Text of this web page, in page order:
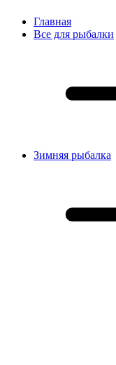
Главная
Все для рыбалки
Зимняя рыбалка